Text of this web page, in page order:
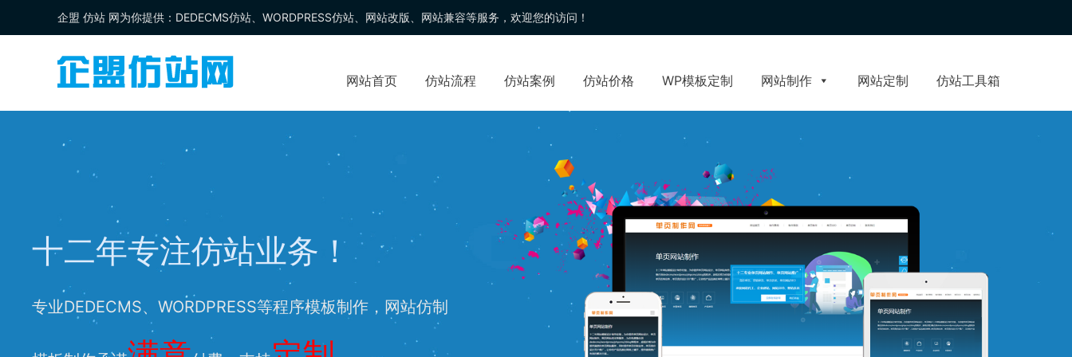
企盟 仿站 网为你提供： DEDECMS仿站 WORDPRESS仿站 网站改版 、网站兼容等服务，欢迎您的访问！
网站首页 仿站流程 仿站案例 仿站价格 WP模板定制 网站制作 网站定制 仿站工具箱
十二年专注仿站业务！
专业DEDECMS、WORDPRESS等程序模板制作，网站仿制